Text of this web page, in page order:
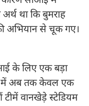
था कि बुमराह
अभियान से चूक गए।
के लिए एक बड़ा
में अब तक केवल एक
टीमें वानखेड़े स्टेडियम